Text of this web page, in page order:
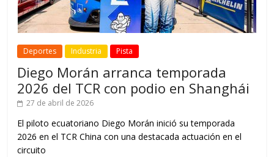
Deportes Industria Pista
Diego Morán arranca temporada
2026 del TCR con podio en Shanghái
27 de abril de 2026
El piloto ecuatoriano Diego Morán inició su temporada
2026 en el TCR China con una destacada actuación en el
circuito